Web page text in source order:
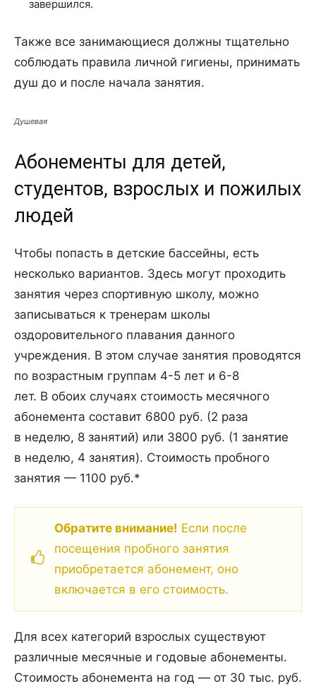
завершился.
Также все занимающиеся должны тщательно
соблюдать правила личной гигиены, принимать
душ до и после начала занятия.
Душевая
Абонементы для детей,
студентов, взрослых и пожилых
людей
Чтобы попасть в детские бассейны, есть
несколько вариантов. Здесь могут проходить
занятия через спортивную школу, можно
записываться к тренерам школы
оздоровительного плавания данного
учреждения. В этом случае занятия проводятся
по возрастным группам 4-5 лет и 6-8
лет. В обоих случаях стоимость месячного
абонемента составит 6800 руб. (2 раза
в неделю, 8 занятий) или 3800 руб. (1 занятие
в неделю, 4 занятия). Стоимость пробного
занятия — 1100 руб.*
Обратите внимание! Если после
посещения пробного занятия
приобретается абонемент, оно
включается в его стоимость.
Для всех категорий взрослых существуют
различные месячные и годовые абонементы.
Стоимость абонемента на год — от 30 тыс. руб.